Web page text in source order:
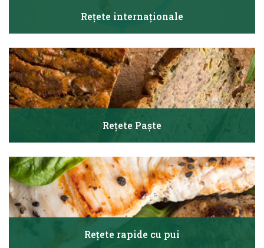
Rețete internaționale
Rețete Paște
Rețete rapide cu pui